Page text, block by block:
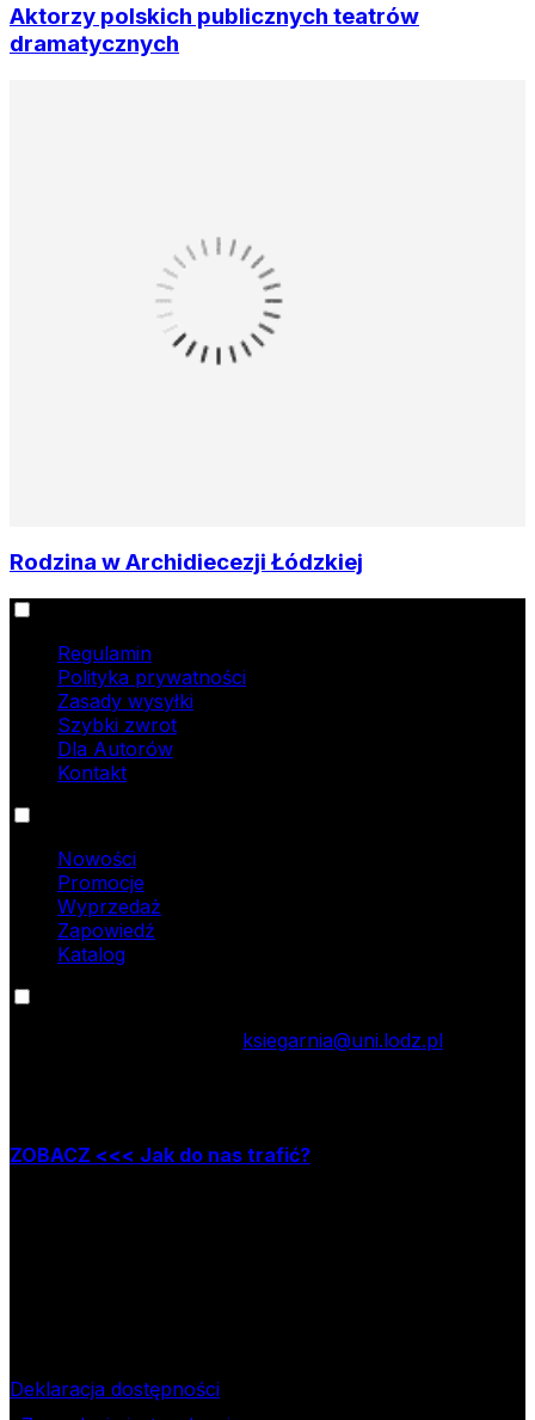
Aktorzy polskich publicznych teatrów
dramatycznych
Rodzina w Archidiecezji Łódzkiej
Regulamin
Polityka prywatności
Zasady wysyłki
Szybki zwrot
Dla Autorów
Kontakt
Nowości
Promocje
Wyprzedaż
Zapowiedź
Katalog
ksiegarnia@uni.lodz.pl
ZOBACZ <<< Jak do nas trafić?
Deklaracja dostępności